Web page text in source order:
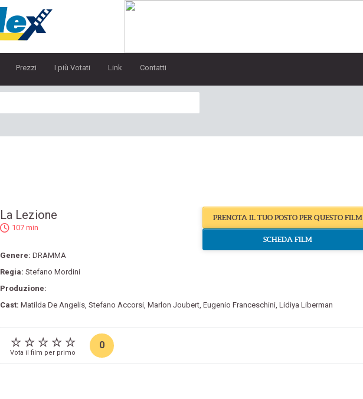
Prezzi I più Votati Link Contatti
La Lezione
107 min
Genere: DRAMMA
Regia: Stefano Mordini
Produzione:
Cast: Matilda De Angelis, Stefano Accorsi, Marlon Joubert, Eugenio Franceschini, Lidiya Liberman
PRENOTA IL TUO POSTO PER QUESTO FILM
SCHEDA FILM
Vota il film per primo
0